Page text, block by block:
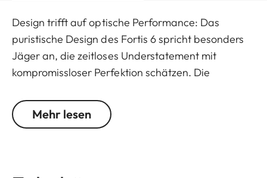
Design trifft auf optische Performance: Das
puristische Design des Fortis 6 spricht besonders
Jäger an, die zeitloses Understatement mit
kompromissloser Perfektion schätzen. Die
einzigartige Bildschärfe sorgen für großartigen
Beobachtungskomfort bis zum letzten Büchsenlicht.
Mehr lesen